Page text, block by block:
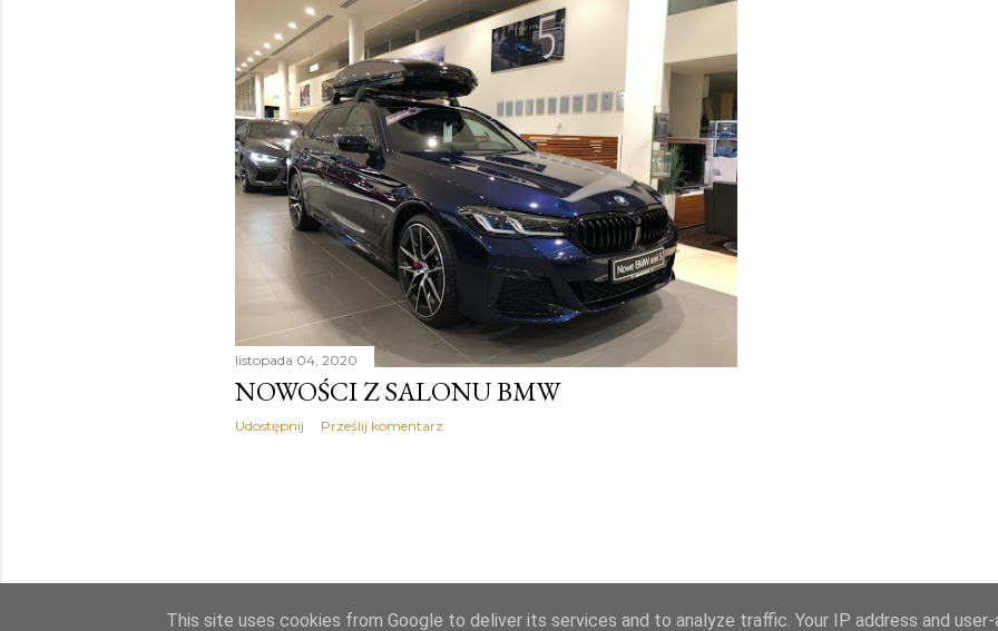
listopada 04, 2020
NOWOŚCI Z SALONU BMW
Udostępnij Prześlij komentarz
This site uses cookies from Google to deliver its services and to analyze traffic. Your IP address and